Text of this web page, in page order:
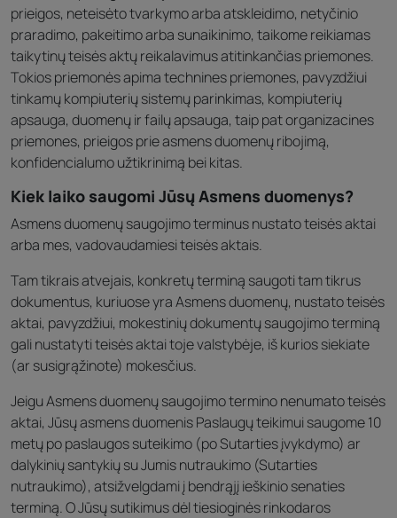
prieigos, neteisėto tvarkymo arba atskleidimo, netyčinio
praradimo, pakeitimo arba sunaikinimo, taikome reikiamas
taikytinų teisės aktų reikalavimus atitinkančias priemones.
Tokios priemonės apima technines priemones, pavyzdžiui
tinkamų kompiuterių sistemų parinkimas, kompiuterių
apsauga, duomenų ir failų apsauga, taip pat organizacines
priemones, prieigos prie asmens duomenų ribojimą,
konfidencialumo užtikrinimą bei kitas.
Kiek laiko saugomi Jūsų Asmens duomenys?
Asmens duomenų saugojimo terminus nustato teisės aktai
arba mes, vadovaudamiesi teisės aktais.
Tam tikrais atvejais, konkretų terminą saugoti tam tikrus
dokumentus, kuriuose yra Asmens duomenų, nustato teisės
aktai, pavyzdžiui, mokestinių dokumentų saugojimo terminą
gali nustatyti teisės aktai toje valstybėje, iš kurios siekiate
(ar susigrąžinote) mokesčius.
Jeigu Asmens duomenų saugojimo termino nenumato teisės
aktai, Jūsų asmens duomenis Paslaugų teikimui saugome 10
metų po paslaugos suteikimo (po Sutarties įvykdymo) ar
dalykinių santykių su Jumis nutraukimo (Sutarties
nutraukimo), atsižvelgdami į bendrąjį ieškinio senaties
terminą. O Jūsų sutikimus dėl tiesioginės rinkodaros